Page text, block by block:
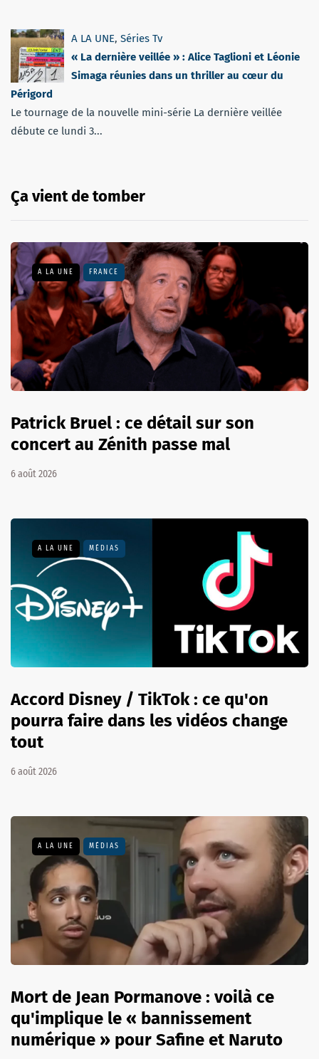
A LA UNE, Séries Tv
« La dernière veillée » : Alice Taglioni et Léonie
Simaga réunies dans un thriller au cœur du
Périgord
Le tournage de la nouvelle mini-série La dernière veillée
débute ce lundi 3...
Ça vient de tomber
A LA UNE FRANCE
Patrick Bruel : ce détail sur son
concert au Zénith passe mal
6 août 2026
A LA UNE MÉDIAS
Accord Disney / TikTok : ce qu'on
pourra faire dans les vidéos change
tout
6 août 2026
A LA UNE MÉDIAS
Mort de Jean Pormanove : voilà ce
qu'implique le « bannissement
numérique » pour Safine et Naruto